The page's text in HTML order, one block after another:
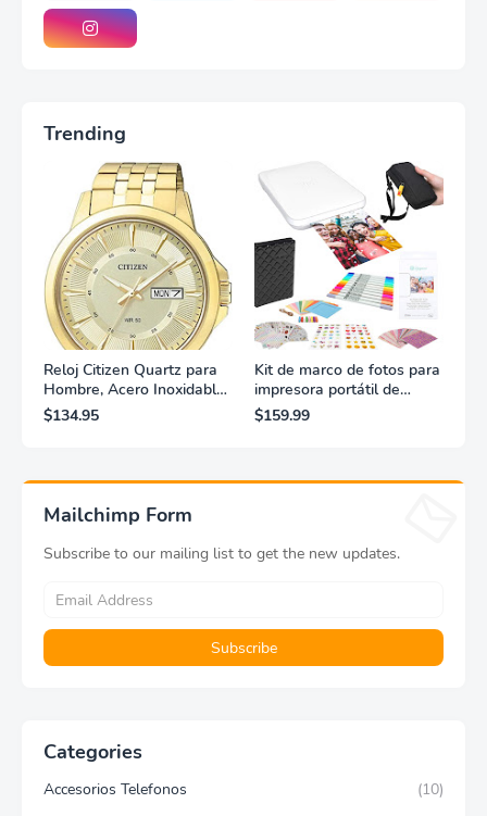
Trending
Reloj Citizen Quartz para
Hombre, Acero Inoxidable,
Clásico, Dorado
$134.95
Kit de marco de fotos para
impresora portátil de
fotografías y vídeos
Lifeprint 3x4,5 (blanca)
$159.99
Mailchimp Form
Subscribe to our mailing list to get the new updates.
Categories
Accesorios Telefonos
(10)